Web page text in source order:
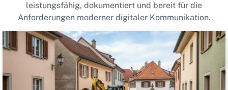
leistungsfähig, dokumentiert und bereit für die
Anforderungen moderner digitaler Kommunikation.